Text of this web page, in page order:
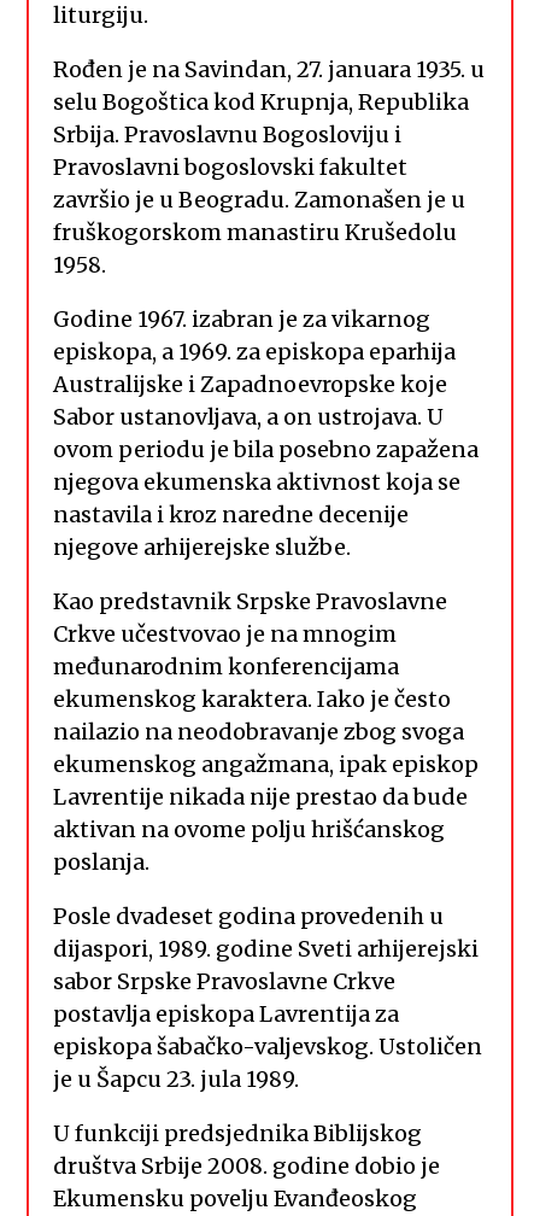
liturgiju.
Rođen je na Savindan, 27. januara 1935. u
selu Bogoštica kod Krupnja, Republika
Srbija. Pravoslavnu Bogosloviju i
Pravoslavni bogoslovski fakultet
završio je u Beogradu. Zamonašen je u
fruškogorskom manastiru Krušedolu
1958.
Godine 1967. izabran je za vikarnog
episkopa, a 1969. za episkopa eparhija
Australijske i Zapadnoevropske koje
Sabor ustanovljava, a on ustrojava. U
ovom periodu je bila posebno zapažena
njegova ekumenska aktivnost koja se
nastavila i kroz naredne decenije
njegove arhijerejske službe.
Kao predstavnik Srpske Pravoslavne
Crkve učestvovao je na mnogim
međunarodnim konferencijama
ekumenskog karaktera. Iako je često
nailazio na neodobravanje zbog svoga
ekumenskog angažmana, ipak episkop
Lavrentije nikada nije prestao da bude
aktivan na ovome polju hrišćanskog
poslanja.
Posle dvadeset godina provedenih u
dijaspori, 1989. godine Sveti arhijerejski
sabor Srpske Pravoslavne Crkve
postavlja episkopa Lavrentija za
episkopa šabačko-valjevskog. Ustoličen
je u Šapcu 23. jula 1989.
U funkciji predsjednika Biblijskog
društva Srbije 2008. godine dobio je
Ekumensku povelju Evanđeoskog